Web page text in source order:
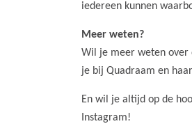
iedereen kunnen
Meer weten?
Wil je meer weten over
je bij Quadraam en
En wil je altijd op de
Instagram!